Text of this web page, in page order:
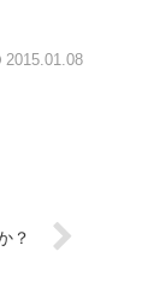
2015.01.08
？